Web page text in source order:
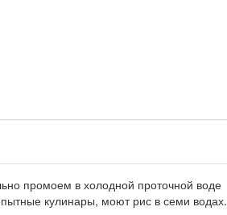
промоем в холодной проточной воде
кулинары, моют рис в семи водах.